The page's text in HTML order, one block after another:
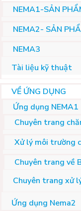
NEMA1-SẢN
NEMA2- SẢN
NEMA3
Tài liệu kỹ thuật
VỀ ỨNG DỤNG
Ứng dụng NEMA1
Chuyên trang
Xử lý môi trường
Chuyên trang về
Chuyên trang xử
Ứng dụng Nema2